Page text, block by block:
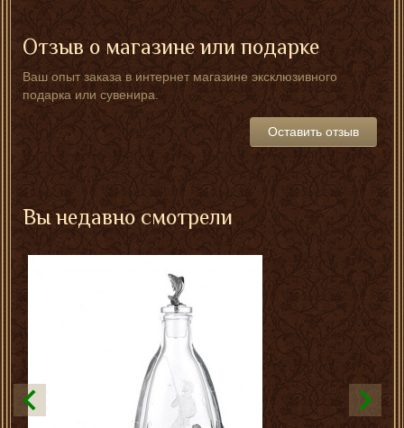
Отзыв о магазине или подарке
Ваш опыт заказа в интернет магазине эксклюзивного
подарка или сувенира.
Оставить отзыв
Вы недавно смотрели